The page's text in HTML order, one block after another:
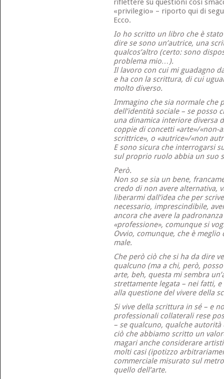
riflettere su questioni così
«privilegio» – riporto qui di
Ecco.
Io ho scritto un libro che è
dire se sono un’autrice, una
qualcos’altro (certo: sono
problema mio…).
Il lavoro con cui mi guadagno
e ha con la scrittura, di cui
molto diverso.
Immagino che sia normale che
dell’identità sociale – se posso
una dinamica interiore diversa
coppie di concetti «arte»/«non-
scrittrice», o «autrice»/«non
E sono sicura che interrogarsi
sul proprio ruolo abbia un suo
Però.
Non so se sia un bene,
credo di non avere alternativa,
liberarmi dall’idea che per
necessario, imprescindibile,
ancora che avere la
«professione», comunque si
Ovvio, comunque, che è
male.
Che però ciò che si ha da dire
qualcuno (ma a chi, però,
arte, beh, questa mi sembra
strettamente legata – nei fatti,
alla questione del vivere della
Si vive della scrittura in sé – e
professionali collaterali rese
– se qualcuno, qualche
ciò che abbiamo scritto un
magari anche considerare
molti casi (ipotizzo
commerciale misurato sul
quello dell’arte.